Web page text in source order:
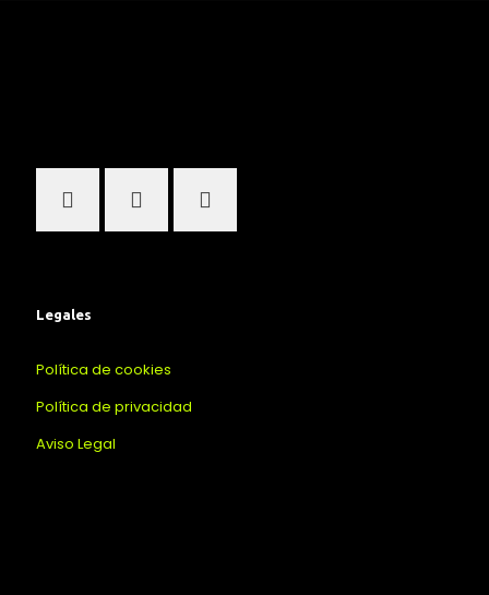
Legales
Política de cookies
Política de privacidad
Aviso Legal